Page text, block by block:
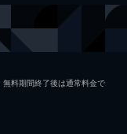
真魚
料期間終了後は通常料金で